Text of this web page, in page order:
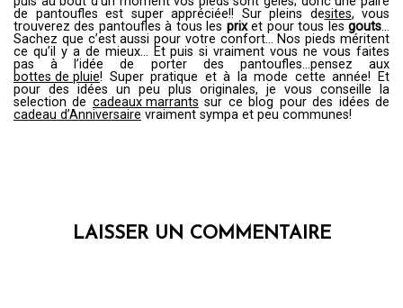
de pantoufles est super appréciée!! Sur pleins desites, vous
trouverez des pantoufles à tous les prixet pour tous lesgouts…
Sachez que c’est aussi pour votre confort… Nos pieds méritent
ce qu’il y a de mieux… Et puis si vraiment vous ne vous faites
pas à l’idée de porter des pantoufles…pensez aux
bottes de pluie! Super pratique et à la mode cette année! Et
pour des idées un peu plus originales, je vous conseille la
selection de cadeaux marrants sur ce blog pour des idées de
cadeau d’Anniversaire vraiment sympa et peu communes!
LAISSER UN COMMENTAIRE